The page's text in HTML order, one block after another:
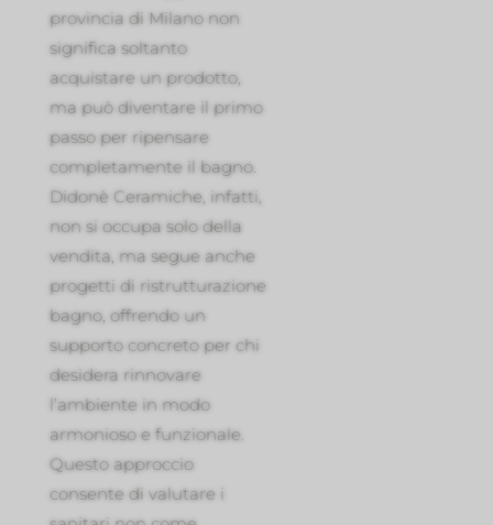
provincia di Milano non
significa soltanto
acquistare un prodotto,
ma può diventare il primo
passo per ripensare
completamente il bagno.
Didonè Ceramiche, infatti,
non si occupa solo della
vendita, ma segue anche
progetti di ristrutturazione
bagno, offrendo un
supporto concreto per chi
desidera rinnovare
l’ambiente in modo
armonioso e funzionale.
Questo approccio
consente di valutare i